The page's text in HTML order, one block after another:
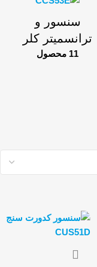
سنسور و
ترانسمیتر کلر
11 محصول